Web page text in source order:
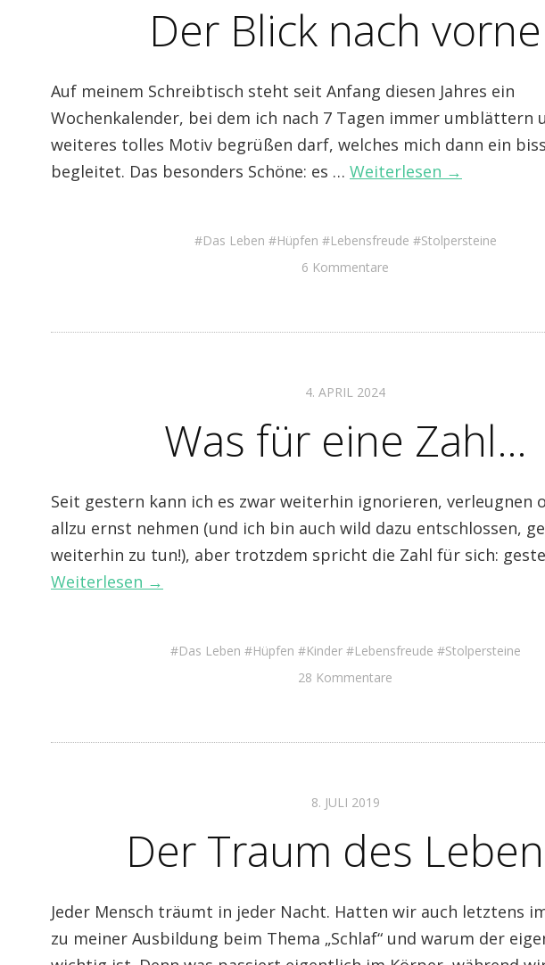
Der Blick nach vorne
Auf meinem Schreibtisch steht seit Anfang diesen Jahres ein
Wochenkalender, bei dem ich nach 7 Tagen immer umblättern
weiteres tolles Motiv begrüßen darf, welches mich dann ein
begleitet. Das besonders Schöne: es … Weiterlesen →
Das Leben Hüpfen Lebensfreude
Stolpersteine
6 Kommentare
4. APRIL 2024
Was für eine Zahl…
Seit gestern kann ich es zwar weiterhin ignorieren, verleugnen
allzu ernst nehmen (und ich bin auch wild dazu entschlossen,
weiterhin zu tun!), aber trotzdem spricht die Zahl für sich:
Weiterlesen →
Das Leben Hüpfen Kinder Lebensfreude
Stolpersteine
28 Kommentare
8. JULI 2019
Der Traum des
Jeder Mensch träumt in jeder Nacht. Hatten wir auch letztens
zu meiner Ausbildung beim Thema „Schlaf“ und warum der